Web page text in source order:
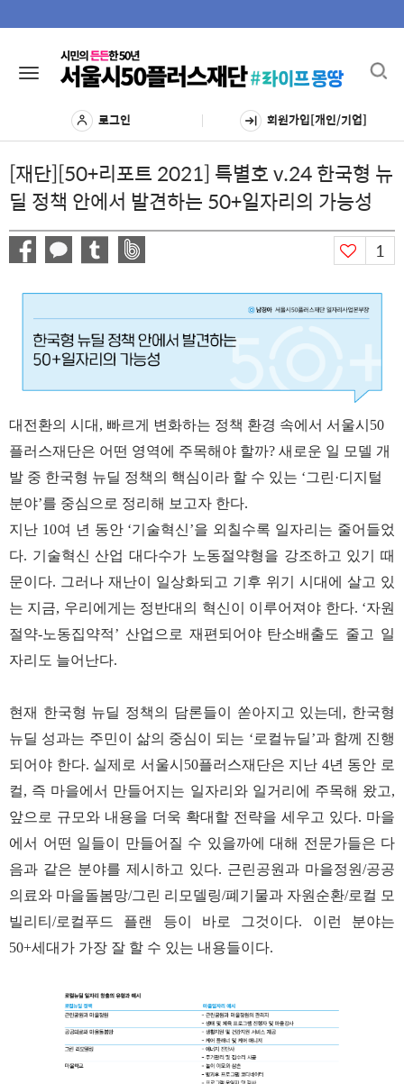
Toggle
navigation
로그인 회원가입[개인/기업]
[재단][50+리포트 2021] 특별호 v.24 한국형 뉴
딜 정책 안에서 발견하는 50+일자리의 가능성
1
대전환의 시대, 빠르게 변화하는 정책 환경 속에서 서울시50
플러스재단은 어떤 영역에 주목해야 할까? 새로운 일 모델 개
발 중 한국형 뉴딜 정책의 핵심이라 할 수 있는 ‘그린·디지털
분야’를 중심으로 정리해 보고자 한다.
지난 10여 년 동안 ‘기술혁신’을 외칠수록 일자리는 줄어들었
다. 기술혁신 산업 대다수가 노동절약형을 강조하고 있기 때
문이다. 그러나 재난이 일상화되고 기후 위기 시대에 살고 있
는 지금, 우리에게는 정반대의 혁신이 이루어져야 한다. ‘자원
절약-노동집약적’ 산업으로 재편되어야 탄소배출도 줄고 일
자리도 늘어난다.
현재 한국형 뉴딜 정책의 담론들이 쏟아지고 있는데, 한국형
뉴딜 성과는 주민이 삶의 중심이 되는 ‘로컬뉴딜’과 함께 진행
되어야 한다. 실제로 서울시50플러스재단은 지난 4년 동안 로
컬, 즉 마을에서 만들어지는 일자리와 일거리에 주목해 왔고,
앞으로 규모와 내용을 더욱 확대할 전략을 세우고 있다. 마을
에서 어떤 일들이 만들어질 수 있을까에 대해 전문가들은 다
음과 같은 분야를 제시하고 있다. 근린공원과 마을정원/공공
의료와 마을돌봄망/그린 리모델링/폐기물과 자원순환/로컬 모
빌리티/로컬푸드 플랜 등이 바로 그것이다. 이런 분야는
50+세대가 가장 잘 할 수 있는 내용들이다.